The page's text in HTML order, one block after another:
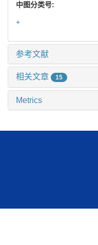
中图分类号:
+
参考文献
相关文章 15
Metrics